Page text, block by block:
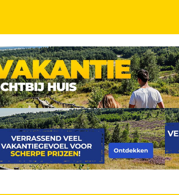
3 OF 4 DAGEN INCL. ONTBIJT
hotel in het centrum van Terneuzen